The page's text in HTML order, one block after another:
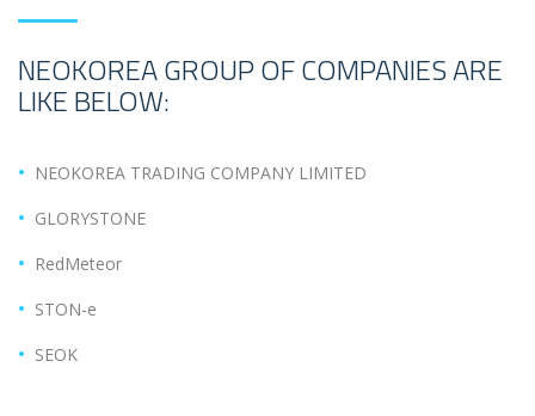
NEOKOREA GROUP OF COMPANIES ARE
LIKE BELOW:
NEOKOREA TRADING COMPANY LIMITED
GLORYSTONE
RedMeteor
STON-e
SEOK